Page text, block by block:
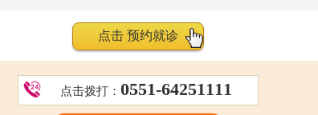
点击 预约就诊
点击拨打： 0551-64251111